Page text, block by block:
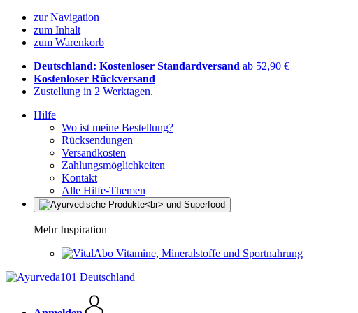
zur Navigation
zum Inhalt
zum Warenkorb
Deutschland: Kostenloser Standardversand ab 52,90 €
Kostenloser Rückversand
Zustellung in 2 Werktagen.
Hilfe
Wo ist meine Bestellung?
Rücksendungen
Versandkosten
Zahlungsmöglichkeiten
Kontakt
Alle Hilfe-Themen
Mehr Inspiration
Vitamine, Mineralstoffe und Sportnahrung